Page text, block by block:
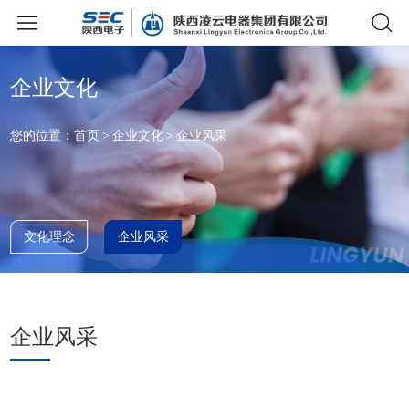
企业文化
您的位置：首页 企业文化 企业风采
文化理念 企业风采
企业风采